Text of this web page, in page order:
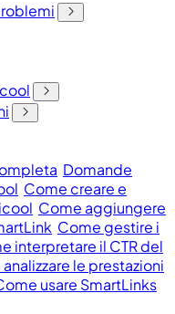
Domande
Come creare e
Come aggiungere
Come gestire i
interpretare il CTR del
le prestazioni
usare SmartLinks